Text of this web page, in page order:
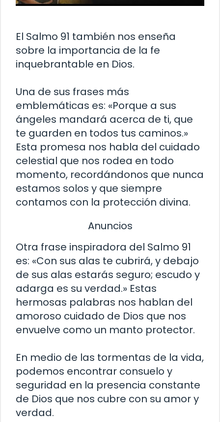
El Salmo 91 también nos enseña
sobre la importancia de la fe
inquebrantable en Dios.
Una de sus frases más
emblemáticas es: «Porque a sus
ángeles mandará acerca de ti, que
te guarden en todos tus caminos.»
Esta promesa nos habla del cuidado
celestial que nos rodea en todo
momento, recordándonos que nunca
estamos solos y que siempre
contamos con la protección divina.
Anuncios
Otra frase inspiradora del Salmo 91
es: «Con sus alas te cubrirá, y debajo
de sus alas estarás seguro; escudo y
adarga es su verdad.» Estas
hermosas palabras nos hablan del
amoroso cuidado de Dios que nos
envuelve como un manto protector.
En medio de las tormentas de la vida,
podemos encontrar consuelo y
seguridad en la presencia constante
de Dios que nos cubre con su amor y
verdad.